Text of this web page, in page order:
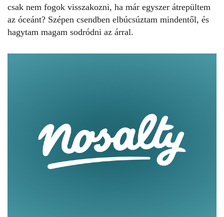
csak nem fogok visszakozni, ha már egyszer átrepültem
az óceánt? Szépen csendben elbúcsúztam mindentől, és
hagytam magam sodródni az árral.